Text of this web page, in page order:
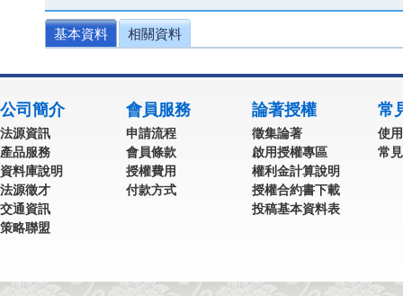
基本資料 相關資料
公司簡介
法源資訊
產品服務
資料庫說明
法源徵才
交通資訊
策略聯盟
會員服務
申請流程
會員條款
授權費用
付款方式
論著授權
徵集論著
啟用授權專區
權利金計算說明
授權合約書下載
投稿基本資料表
常
使
常